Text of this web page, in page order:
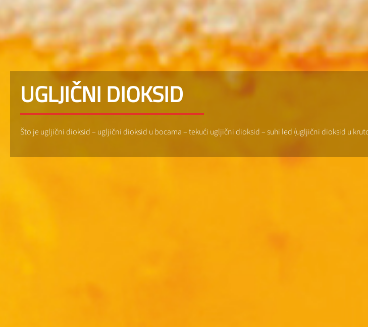
UGLJIČNI DIOKSID
Što je ugljični dioksid – ugljični dioksid u bocama – tekući ugljični dioksid – suhi led (ugljični dioksid u